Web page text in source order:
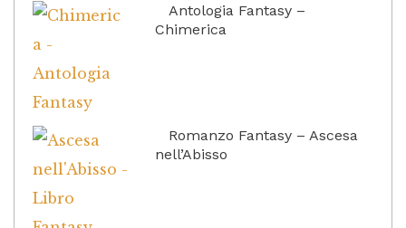
Antologia Fantasy –
Chimerica
Romanzo Fantasy – Ascesa
nell’Abisso